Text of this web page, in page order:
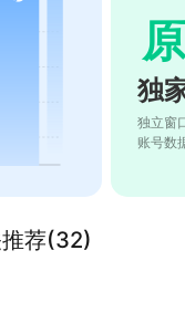
独
独立窗
账号数
推荐(32)